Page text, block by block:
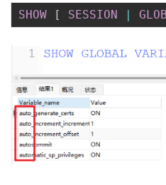
SHOW [ SESSION |